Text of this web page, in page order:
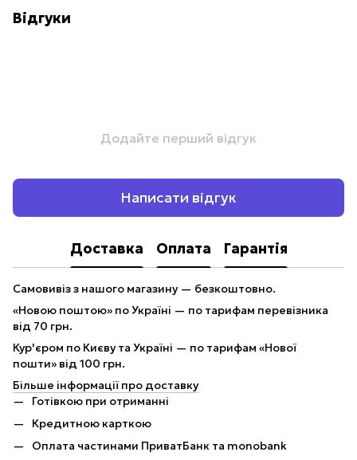
Відгуки
Додайте перший відгук
Написати відгук
Доставка Оплата Гарантія
Самовивіз з нашого магазину — безкоштовно.
«Новою поштою» по Україні — по тарифам перевізника
від 70 грн.
Кур'єром по Києву та Україні — по тарифам «Нової
пошти» від 100 грн.
Більше інформації про доставку
Готівкою при отриманні
Кредитною карткою
Оплата частинами ПриватБанк та monobank